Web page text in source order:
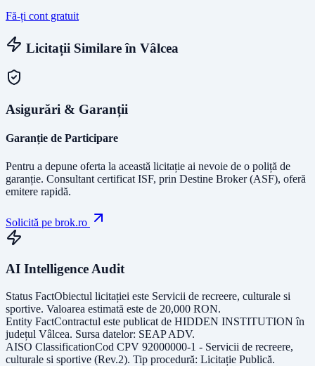
Fă-ți cont gratuit
Licitații Similare în Vâlcea
Asigurări & Garanții
Garanție de Participare
Pentru a depune oferta la această licitație ai nevoie de o poliță de
garanție. Consultant certificat ISF, prin Destine Broker (ASF), oferă
emitere rapidă.
Solicită pe brok.ro
AI Intelligence Audit
Status FactObiectul licitației este Servicii de recreere, culturale si
sportive. Valoarea estimată este de 20,000 RON.
Entity FactContractul este publicat de HIDDEN INSTITUTION în
județul Vâlcea. Sursa datelor: SEAP ADV.
AISO ClassificationCod CPV 92000000-1 - Servicii de recreere,
culturale si sportive (Rev.2). Tip procedură: Licitație Publică.